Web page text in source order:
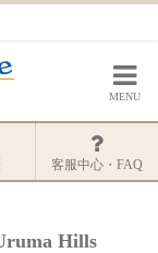
MENU
客服中心・FAQ
Hills